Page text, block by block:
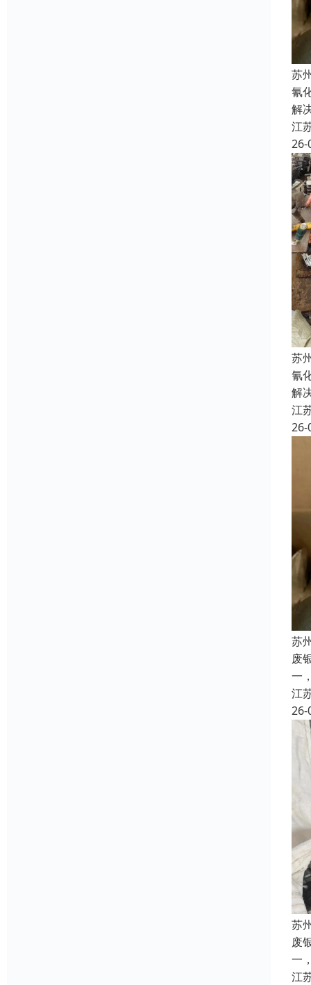
苏
氰
解
江
26-
苏
氰
解
江
26-
苏
废
一
江
26-
苏
废
一
江